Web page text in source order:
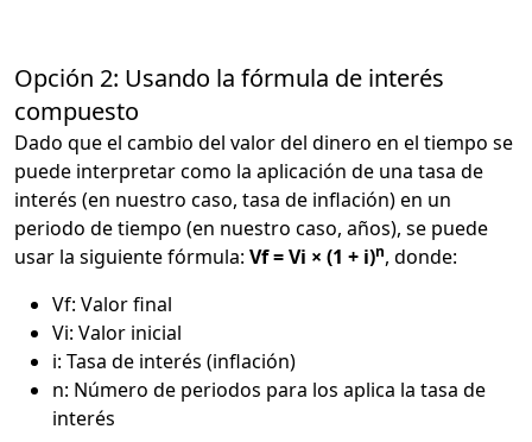
Opción 2: Usando la fórmula de interés
compuesto
Dado que el cambio del valor del dinero en el tiempo se
puede interpretar como la aplicación de una tasa de
interés (en nuestro caso, tasa de inflación) en un
periodo de tiempo (en nuestro caso, años), se puede
usar la siguiente fórmula: Vf = Vi × (1 + i)n, donde:
Vf: Valor final
Vi: Valor inicial
i: Tasa de interés (inflación)
n: Número de periodos para los aplica la tasa de
interés